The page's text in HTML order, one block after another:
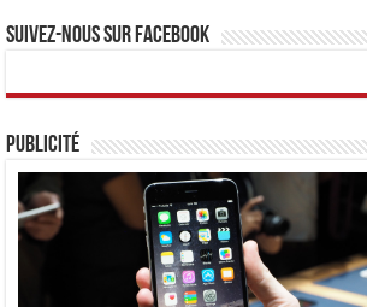
Suivez-nous sur Facebook
Publicité